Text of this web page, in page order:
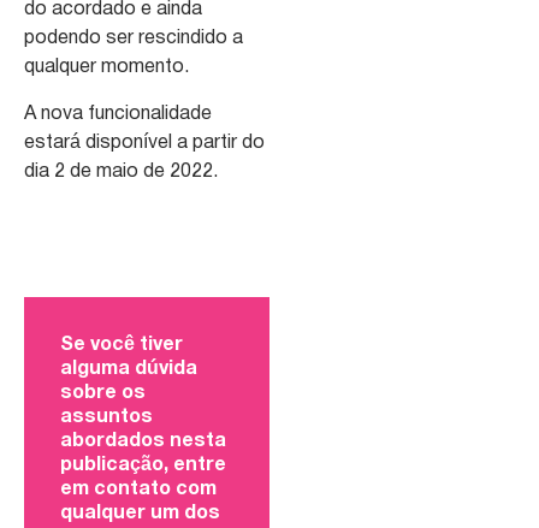
do acordado e ainda
podendo ser rescindido a
qualquer momento.
A nova funcionalidade
estará disponível a partir do
dia 2 de maio de 2022.
Se você tiver
alguma dúvida
sobre os
assuntos
abordados nesta
publicação, entre
em contato com
qualquer um dos